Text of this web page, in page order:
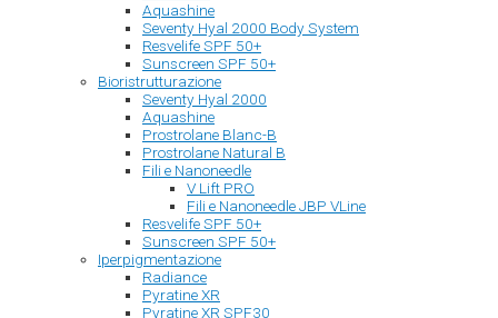
Aquashine
Seventy Hyal 2000 Body System
Resvelife SPF 50+
Sunscreen SPF 50+
Bioristrutturazione
Seventy Hyal 2000
Aquashine
Prostrolane Blanc-B
Prostrolane Natural B
Fili e Nanoneedle
V Lift PRO
Fili e Nanoneedle JBP VLine
Resvelife SPF 50+
Sunscreen SPF 50+
Iperpigmentazione
Radiance
Pyratine XR
Pyratine XR SPF30